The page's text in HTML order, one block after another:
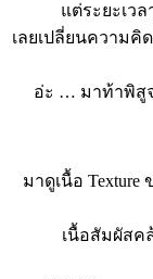
แต่ระยะเว
เลยเปลี่ยนความคิ
อ่ะ … มาท้าพิสูจ
มาดูเนื้อ
เนื้อสัมผัสค